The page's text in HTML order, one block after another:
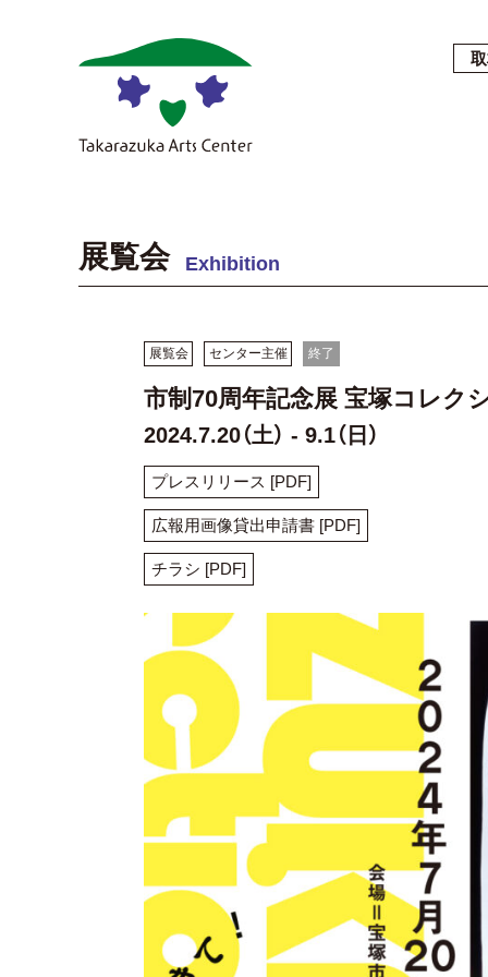
展覧会 Exhibition
展覧会 センター主催 終了
市制70周年記念展 宝塚コレク
2024.7.20（土） - 9.1（日）
プレスリリース [PDF]
広報用画像貸出申請書 [PDF]
チラシ [PDF]